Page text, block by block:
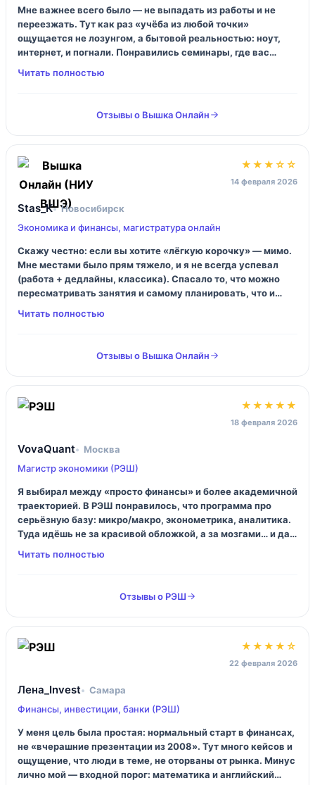
Мне важнее всего было — не выпадать из работы и не
переезжать. Тут как раз «учёба из любой точки»
ощущается не лозунгом, а бытовой реальностью: ноут,
интернет, и погнали. Понравились семинары, где вас
заставляют думать, а не просто кивать головой. Иногда
Отзывы о Вышка Онлайн
★★★☆☆
14 февраля 2026
Stas_K
Новосибирск
Экономика и финансы, магистратура онлайн
Скажу честно: если вы хотите «лёгкую корочку» — мимо.
Мне местами было прям тяжело, и я не всегда успевал
(работа + дедлайны, классика). Спасало то, что можно
пересматривать занятия и самому планировать, что и
когда закрывать. Но дисциплина нужна железная. Я бы
Отзывы о Вышка Онлайн
★★★★★
18 февраля 2026
VovaQuant
Москва
Магистр экономики (РЭШ)
Я выбирал между «просто финансы» и более академичной
траекторией. В РЭШ понравилось, что программа про
серьёзную базу: микро/макро, эконометрика, аналитика.
Туда идёшь не за красивой обложкой, а за мозгами… и да,
придётся потеть. Зато потом по собеседованиям
Отзывы о РЭШ
★★★★☆
22 февраля 2026
Лена_Invest
Самара
Финансы, инвестиции, банки (РЭШ)
У меня цель была простая: нормальный старт в финансах,
не «вчерашние презентации из 2008». Тут много кейсов и
ощущение, что люди в теме, не оторваны от рынка. Минус
лично мой — входной порог: математика и английский